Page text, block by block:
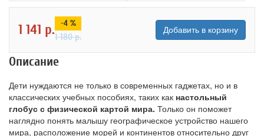
1 141 р. -4 %
1 180р.
Добавить в корзину
Описание
Дети нуждаются не только в современных гаджетах, но и в
классических учебных пособиях, таких как настольный
глобус с физической картой мира. Только он поможет
наглядно понять малышу географическое устройство нашего
мира, расположение морей и континентов относительно друг